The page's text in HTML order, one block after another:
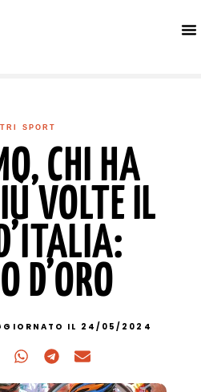
SPORT
CHI HA
VOLTE IL
D’ORO
IL 24/05/2024